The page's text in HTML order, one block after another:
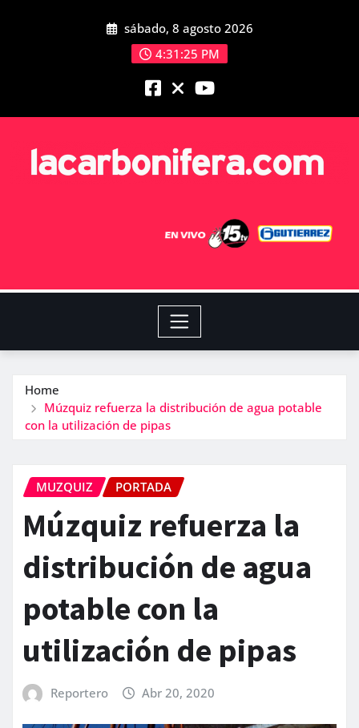
sábado, 8 agosto 2026
4:31:26 PM
Home
Múzquiz refuerza la distribución de agua potable
con la utilización de pipas
MUZQUIZ PORTADA
Múzquiz refuerza la
distribución de agua
potable con la
utilización de pipas
Reportero Abr 20, 2020